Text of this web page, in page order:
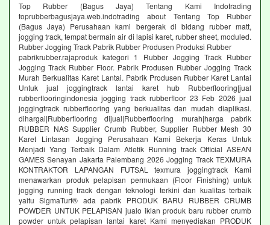
Top Rubber (Bagus Jaya) Tentang Kami Indotrading
toprubberbagusjaya.web.indotrading about Tentang Top Rubber
(Bagus Jaya) Perusahaan kami bergerak di bidang rubber matt,
jogging track, tempat bermain air di lapisi karet, rubber sheet, moduled.
Rubber Jogging Track Pabrik Rubber Produsen Produksi Rubber
pabrikrubber.rajaproduk kategori 1 Rubber Jogging Track Rubber
Jogging Track Rubber Floor. Pabrik Produsen Rubber Jogging Track
Murah Berkualitas Karet Lantai. Pabrik Produsen Rubber Karet Lantai
Untuk jual joggingtrack lantai karet hub Rubberflooring|jual
rubberflooringindonesia jogging track rubberfloor 23 Feb 2026 jual
joggingtrack rubberflooring yang berkualitas dan mudah diaplikasi.
dihargai|Rubberflooring dijual|Rubberflooring murah|harga pabrik
RUBBER NAS Supplier Crumb Rubber, Supplier Rubber Mesh 30
Karet Lintasan Jogging Perusahaan Kami Bekerja Keras Untuk
Menjadi Yang Terbaik Dalam Atletik Running track Official ASEAN
GAMES Senayan Jakarta Palembang 2026 Jogging Track TEXMURA
KONTRAKTOR LAPANGAN FUTSAL texmura joggingtrack Kami
menawarkan produk pelapisan permukaan (Floor Finishing) untuk
jogging running track dengan teknologi terkini dan kualitas terbaik
yaitu SigmaTurf® ada pabrik PRODUK BARU RUBBER CRUMB
POWDER UNTUK PELAPISAN jualo iklan produk baru rubber crumb
powder untuk pelapisan lantai karet Kami menyediakan PRODUK